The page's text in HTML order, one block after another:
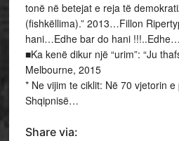
tonë në betejat e reja të
(fishkëllima).” 2013…Fillon
hani…Edhe bar do hani
■Ka kenë dikur një “urim”: “Ju
Melbourne, 2015
* Ne vijim te ciklit: Në 70 vjetorin
Shqipnisë…
Share via: